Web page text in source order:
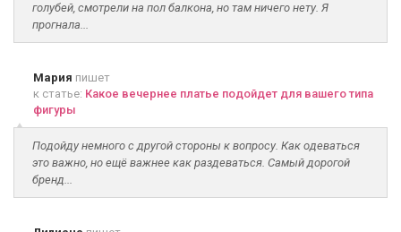
голубей, смотрели на пол балкона, но там ничего нету. Я
прогнала...
Мария пишет
к статье: Какое вечернее платье подойдет для вашего типа
фигуры
Подойду немного с другой стороны к вопросу. Как одеваться
это важно, но ещё важнее как раздеваться. Самый дорогой
бренд...